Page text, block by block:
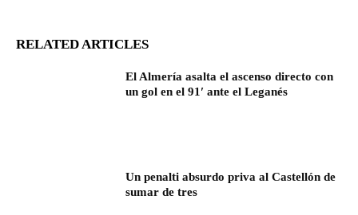
RELATED ARTICLES
El Almería asalta el ascenso directo con
un gol en el 91′ ante el Leganés
Un penalti absurdo priva al Castellón de
sumar de tres